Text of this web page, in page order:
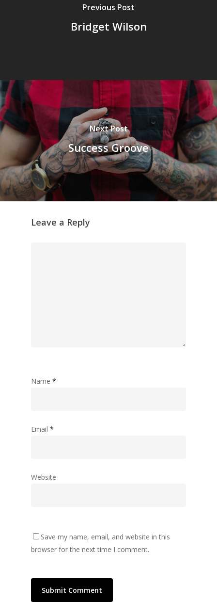
Previous Post
Bridget Wilson
Next Post
Success Groove
Leave a Reply
Name *
Email *
Website
Save my name, email, and website in this
browser for the next time I comment.